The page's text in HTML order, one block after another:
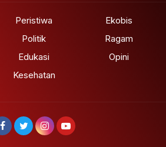
Peristiwa
Politik
Edukasi
Kesehatan
Ekobis
Ragam
Opini